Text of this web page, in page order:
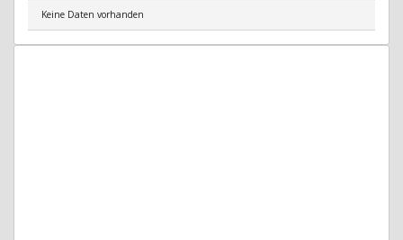
Keine Daten vorhanden